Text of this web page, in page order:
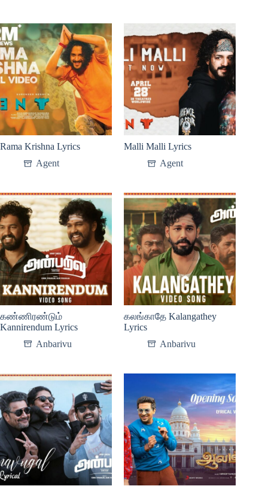
Rama Krishna Lyrics
Agent
Malli Malli Lyrics
Agent
கண்ணிரண்டும்
Kannirendum Lyrics
Anbarivu
கலங்காதே Kalangathey
Lyrics
Anbarivu